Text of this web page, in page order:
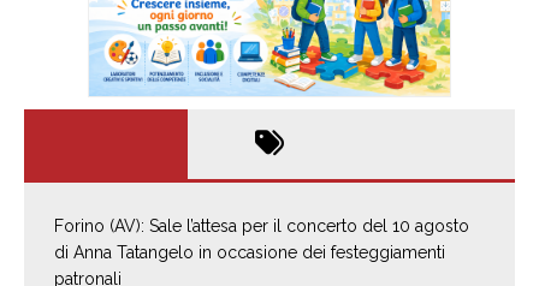
Forino (AV): Sale l’attesa per il concerto del 10 agosto
di Anna Tatangelo in occasione dei festeggiamenti
patronali